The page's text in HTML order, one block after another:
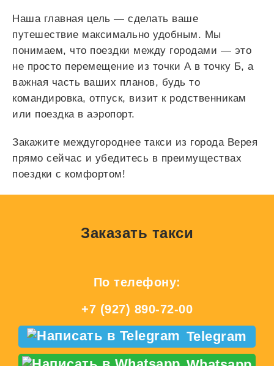
Наша главная цель — сделать ваше
путешествие максимально удобным. Мы
понимаем, что поездки между городами — это
не просто перемещение из точки А в точку Б, а
важная часть ваших планов, будь то
командировка, отпуск, визит к родственникам
или поездка в аэропорт.
Закажите междугороднее такси из города Верея
прямо сейчас и убедитесь в преимуществах
поездки с комфортом!
Заказать такси
По телефону:
+7 (927) 890-72-00
Telegram